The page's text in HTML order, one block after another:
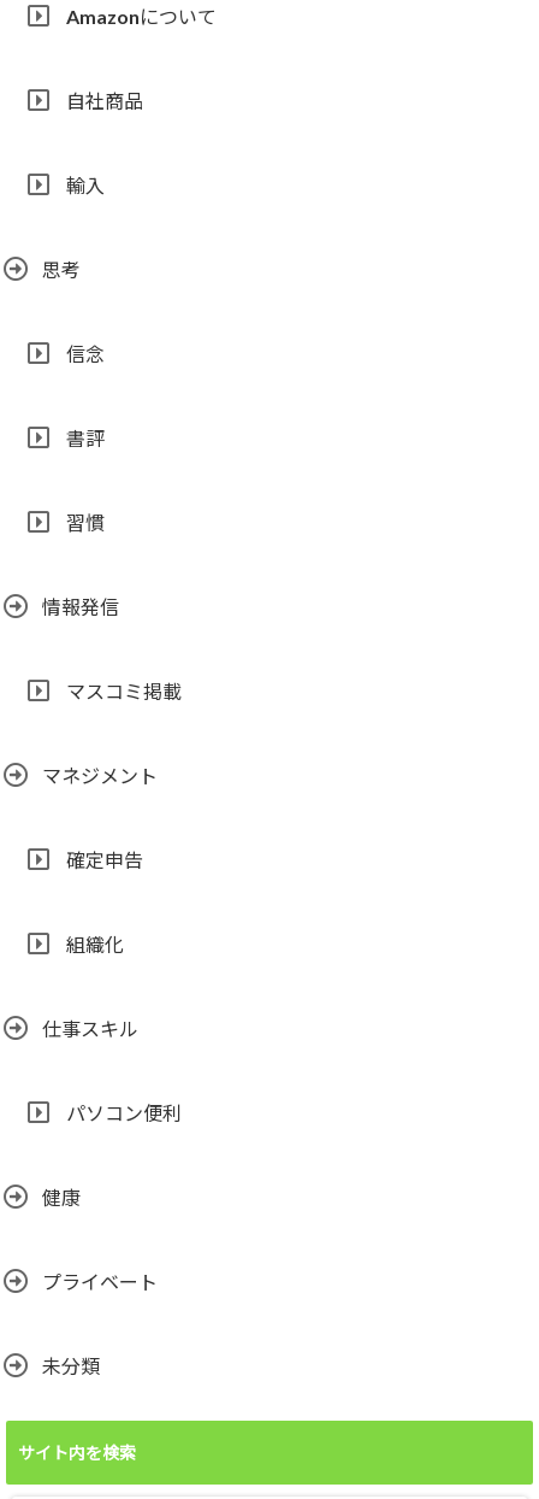
Amazonについて
自社商品
輸入
思考
信念
書評
習慣
情報発信
マスコミ掲載
マネジメント
確定申告
組織化
仕事スキル
パソコン便利
健康
プライベート
未分類
サイト内を検索